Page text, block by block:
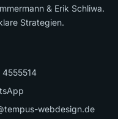
& Erik Schliwa.
Strategien.
4555514
webdesign.de